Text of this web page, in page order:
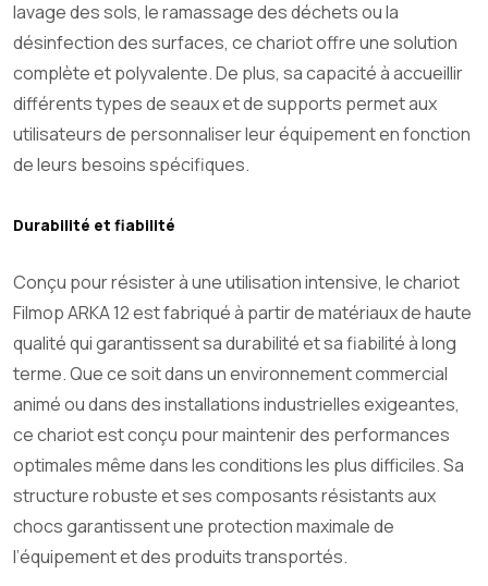
lavage des sols, le ramassage des déchets ou la
désinfection des surfaces, ce chariot offre une solution
complète et polyvalente. De plus, sa capacité à accueillir
différents types de seaux et de supports permet aux
utilisateurs de personnaliser leur équipement en fonction
de leurs besoins spécifiques.
Durabilité et fiabilité
Conçu pour résister à une utilisation intensive, le chariot
Filmop ARKA 12 est fabriqué à partir de matériaux de haute
qualité qui garantissent sa durabilité et sa fiabilité à long
terme. Que ce soit dans un environnement commercial
animé ou dans des installations industrielles exigeantes,
ce chariot est conçu pour maintenir des performances
optimales même dans les conditions les plus difficiles. Sa
structure robuste et ses composants résistants aux
chocs garantissent une protection maximale de
l’équipement et des produits transportés.